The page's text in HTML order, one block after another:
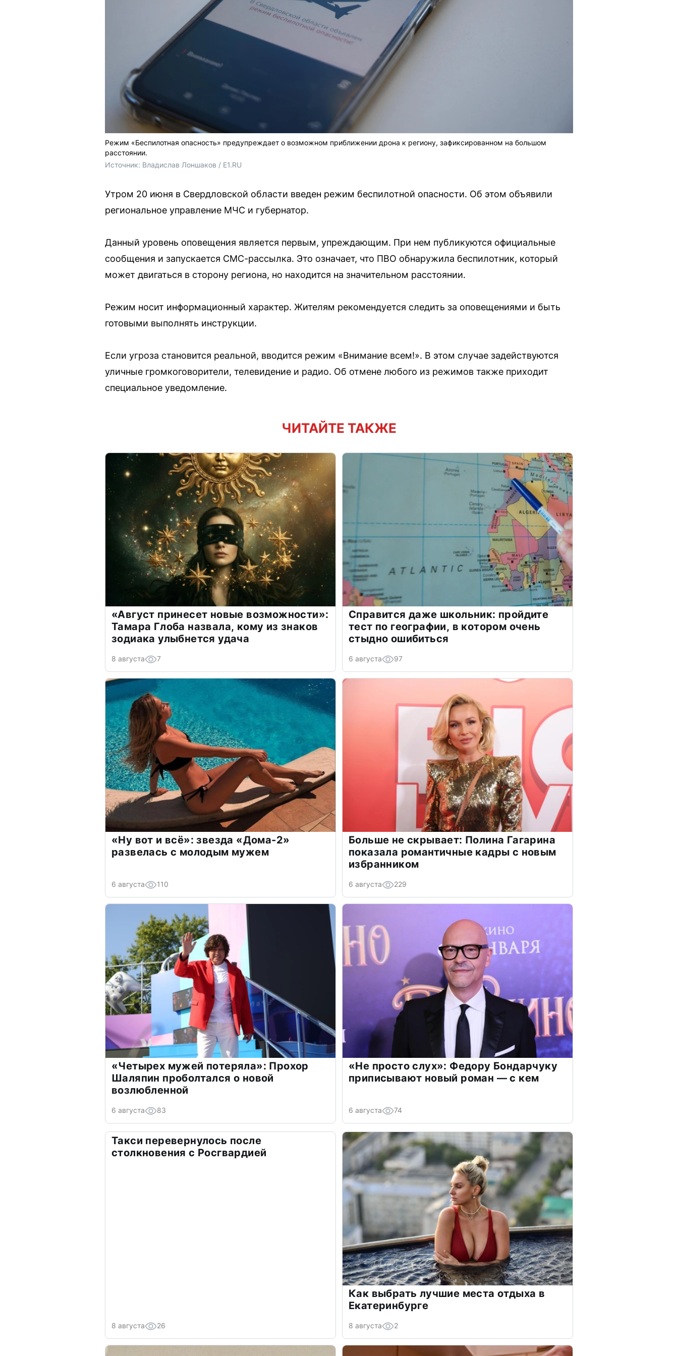
Режим «Беспилотная опасность» предупреждает о возможном приближении дрона к региону, зафиксированном на большом
расстоянии.
Источник: Владислав Лоншаков / E1.RU
Утром 20 июня в Свердловской области введен режим беспилотной опасности. Об этом объявили
региональное управление МЧС и губернатор.
Данный уровень оповещения является первым, упреждающим. При нем публикуются официальные
сообщения и запускается СМС-рассылка. Это означает, что ПВО обнаружила беспилотник, который
может двигаться в сторону региона, но находится на значительном расстоянии.
Режим носит информационный характер. Жителям рекомендуется следить за оповещениями и быть
готовыми выполнять инструкции.
Если угроза становится реальной, вводится режим «Внимание всем!». В этом случае задействуются
уличные громкоговорители, телевидение и радио. Об отмене любого из режимов также приходит
специальное уведомление.
ЧИТАЙТЕ ТАКЖЕ
«Август принесет новые возможности»:
Тамара Глоба назвала, кому из знаков
зодиака улыбнется удача
8 августа 7
Справится даже школьник: пройдите
тест по географии, в котором очень
стыдно ошибиться
6 августа 97
«Ну вот и всё»: звезда «Дома-2»
развелась с молодым мужем
6 августа 110
Больше не скрывает: Полина Гагарина
показала романтичные кадры с новым
избранником
6 августа 229
«Четырех мужей потеряла»: Прохор
Шаляпин проболтался о новой
возлюбленной
6 августа 83
«Не просто слух»: Федору Бондарчуку
приписывают новый роман — с кем
6 августа 74
Такси перевернулось после
столкновения с Росгвардией
8 августа 26
Как выбрать лучшие места отдыха в
Екатеринбурге
8 августа 2